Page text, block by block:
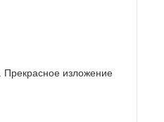
Прекрасное изложение